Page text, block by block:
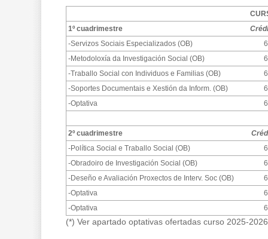
1º cuadrimestre
-Servizos Sociais Especializados (OB)
6
-Metodoloxía da Investigación Social (OB)
6
-Traballo Social con Individuos e Familias (OB)
6
-Soportes Documentais e Xestión da Inform. (OB)
6
-Optativa
6
2º cuadrimestre
-Política Social e Traballo Social (OB)
6
-Obradoiro de Investigación Social (OB)
6
-Deseño e Avaliación Proxectos de Interv. Soc (OB)
6
-Optativa
6
-Optativa
6
(*) Ver apartado optativas ofertadas curso 2025-